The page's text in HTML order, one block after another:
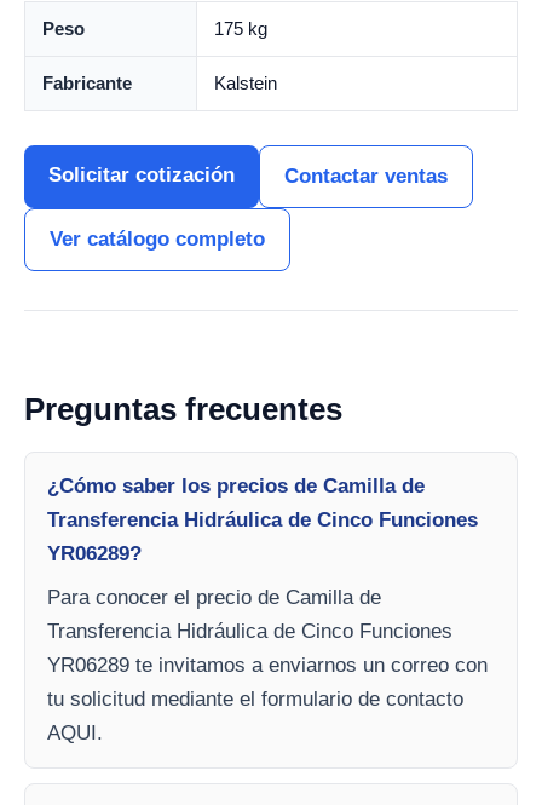
Peso 175 kg
Fabricante Kalstein
Solicitar cotización Contactar ventas
Ver catálogo completo
Preguntas frecuentes
¿Cómo saber los precios de Camilla de
Transferencia Hidráulica de Cinco Funciones
YR06289?
Para conocer el precio de Camilla de
Transferencia Hidráulica de Cinco Funciones
YR06289 te invitamos a enviarnos un correo con
tu solicitud mediante el formulario de contacto
AQUI.